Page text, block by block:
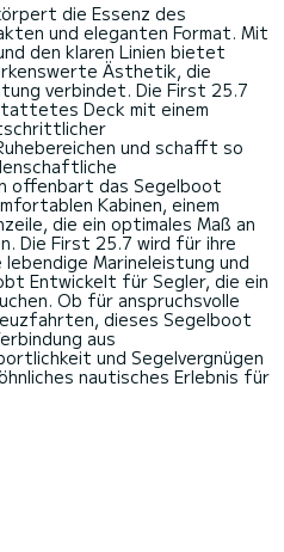
die Essenz des
und eleganten Format. Mit
den klaren Linien bietet
Ästhetik, die
verbindet. Die First 25.7
Deck mit einem
und schafft so
offenbart das Segelboot
Kabinen, einem
die ein optimales Maß an
Die First 25.7 wird für ihre
Marineleistung und
Entwickelt für Segler, die ein
Ob für anspruchsvolle
dieses Segelboot
aus
und Segelvergnügen
nautisches Erlebnis für